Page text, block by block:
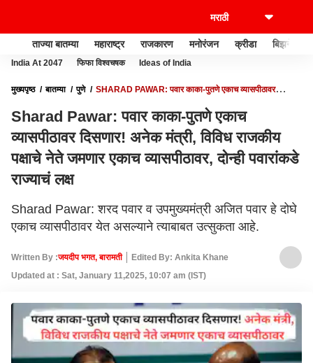
ताज्या बातम्या महाराष्ट्र राजकारण मनोरंजन क्रीडा बिझनेस
India At 2047 फिफा विश्वचषक Ideas of India
मुख्यपृष्ठ बातम्या पुणे
SHARAD PAWAR: पवार काका-पुतणे एकाच व्यासपीठावर
लक्ष
Sharad Pawar: पवार काका-पुतणे एकाच
व्यासपीठावर दिसणार! अनेक मंत्री, विविध राजकीय
पक्षाचे नेते जमणार एकाच व्यासपीठावर, दोन्ही पवारांकडे
राज्याचं लक्ष
Sharad Pawar: शरद पवार व उपमुख्यमंत्री अजित पवार हे दोघे
एकाच व्यासपीठावर येत असल्याने त्याबाबत उत्सुकता आहे.
Written By :जयदीप भगत, बारामती
Edited By: Ankita Khane
Updated at : Sat, January 11,2025, 10:07 am (IST)